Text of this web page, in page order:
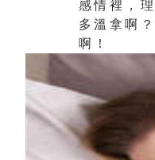
感情裡，
多溫拿啊
啊！